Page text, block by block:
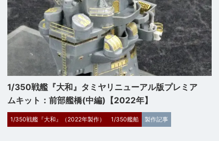
1/350戦艦『大和』タミヤリニューアル版プレミア
ムキット：前部艦橋(中編)【2022年】
1/350戦艦『大和』（2022年製作） 1/350艦船 製作記事